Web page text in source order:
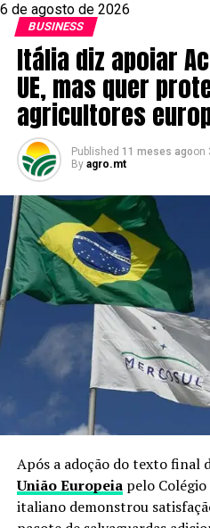
6 de agosto de 2026
BUSINESS
Itália diz apoiar
UE, mas quer
agricultores
Published 11 meses agoon
By agro.mt
Após a adoção do texto final
União Europeiapelo Colégio
italiano demonstrou